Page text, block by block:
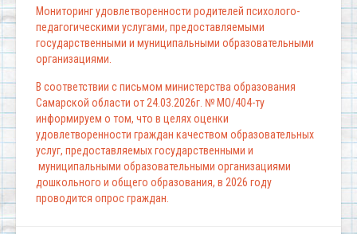
Мониторинг удовлетворенности родителей психолого-
педагогическими услугами, предоставляемыми
государственными и муниципальными образовательными
организациями.
В соответствии с письмом министерства образования
Самарской области от 24.03.2026г. № МО/404-ту
информируем о том, что в целях оценки
удовлетворенности граждан качеством образовательных
услуг, предоставляемых государственными и
муниципальными образовательными организациями
дошкольного и общего образования, в 2026 году
проводится опрос граждан.